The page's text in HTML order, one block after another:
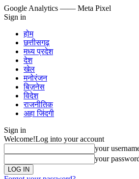
Google Analytics —— Meta Pixel
Sign in
होम
छत्तीसगढ़
मध्य प्रदेश
देश
खेल
मनोरंजन
बिज़नेस
विदेश
राजनीतिक
अहा जिंदगी
Sign in
Welcome!Log into your account
your
your